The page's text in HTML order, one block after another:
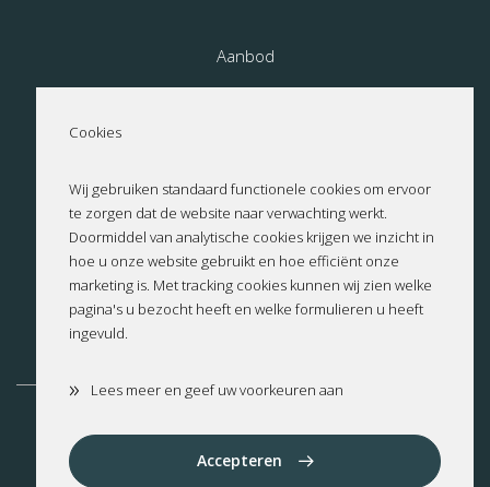
Aanbod
Contact
Privacyverklaring
Cumbre del Sol
Cookies
Wij gebruiken standaard functionele cookies om ervoor
te zorgen dat de website naar verwachting werkt.
Doormiddel van analytische cookies krijgen we inzicht in
hoe u onze website gebruikt en hoe efficiënt onze
marketing is. Met tracking cookies kunnen wij zien welke
pagina's u bezocht heeft en welke formulieren u heeft
ingevuld.
» Lees meer en geef uw voorkeuren aan
Accepteren